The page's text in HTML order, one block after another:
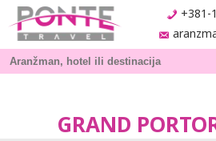
+381-
GRAND